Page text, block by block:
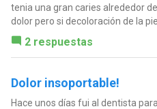
tenia una gran caries alrededor
dolor pero si decoloración de la
2 respuestas
Dolor insoportable!
Hace unos días fui al dentista